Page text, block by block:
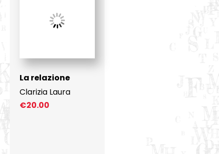
La relazione
Clarizia Laura
€20.00